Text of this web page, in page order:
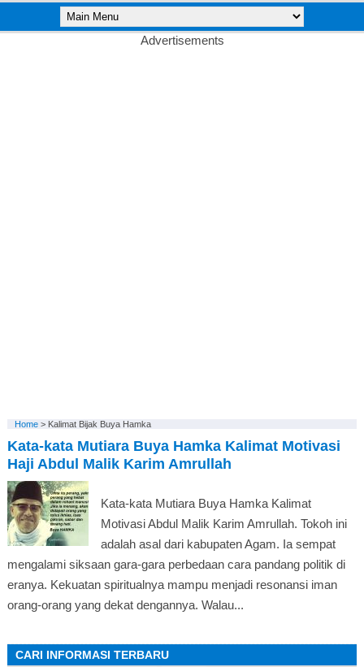
Advertisements
Home> Kalimat Bijak Buya Hamka
Kata-kata Mutiara Buya Hamka Kalimat Motivasi
Haji Abdul Malik Karim Amrullah
Kata-kata Mutiara Buya Hamka Kalimat
Motivasi Abdul Malik Karim Amrullah. Tokoh ini
adalah asal dari kabupaten Agam. Ia sempat
mengalami siksaan gara-gara perbedaan cara pandang politik di
eranya. Kekuatan spiritualnya mampu menjadi resonansi iman
orang-orang yang dekat dengannya. Walau...
CARI INFORMASI TERBARU